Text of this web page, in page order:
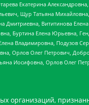
Екатерина
Щур Татьяна
Вититинова
Буртина Елена Юрьевна,
Владимировна, Подузов
Орлов Олег Петрович,
Иосифовна, Орлов Олег